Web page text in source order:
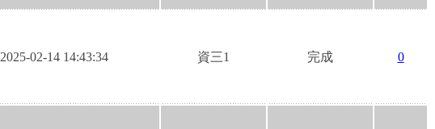
2025-02-14 14:43:34 資三1 完成 0